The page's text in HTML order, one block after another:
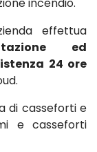
effettua
ed
24 ore
di casseforti e
e casseforti